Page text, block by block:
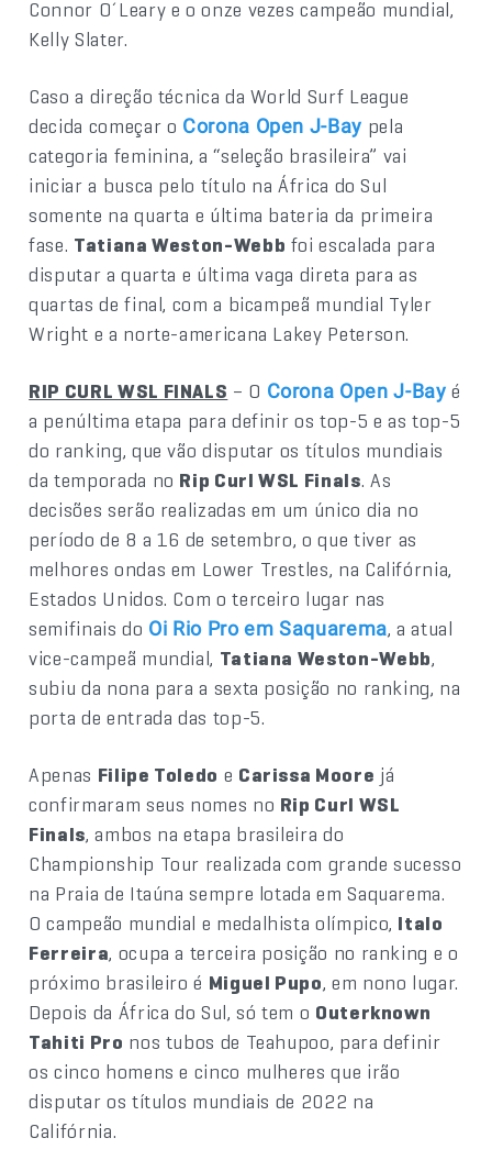
Connor O´Leary e o onze vezes campeão mundial,
Kelly Slater.
Caso a direção técnica da World Surf League
decida começar o Corona Open J-Bay pela
categoria feminina, a “seleção brasileira” vai
iniciar a busca pelo título na África do Sul
somente na quarta e última bateria da primeira
fase. Tatiana Weston-Webb foi escalada para
disputar a quarta e última vaga direta para as
quartas de final, com a bicampeã mundial Tyler
Wright e a norte-americana Lakey Peterson.
RIP CURL WSL FINALS – O Corona Open J-Bay é
a penúltima etapa para definir os top-5 e as top-5
do ranking, que vão disputar os títulos mundiais
da temporada no Rip Curl WSL Finals. As
decisões serão realizadas em um único dia no
período de 8 a 16 de setembro, o que tiver as
melhores ondas em Lower Trestles, na Califórnia,
Estados Unidos. Com o terceiro lugar nas
semifinais do Oi Rio Pro em Saquarema, a atual
vice-campeã mundial, Tatiana Weston-Webb,
subiu da nona para a sexta posição no ranking, na
porta de entrada das top-5.
Apenas Filipe Toledo e Carissa Moore já
confirmaram seus nomes no Rip Curl WSL
Finals, ambos na etapa brasileira do
Championship Tour realizada com grande sucesso
na Praia de Itaúna sempre lotada em Saquarema.
O campeão mundial e medalhista olímpico, Italo
Ferreira, ocupa a terceira posição no ranking e o
próximo brasileiro é Miguel Pupo, em nono lugar.
Depois da África do Sul, só tem o Outerknown
Tahiti Pro nos tubos de Teahupoo, para definir
os cinco homens e cinco mulheres que irão
disputar os títulos mundiais de 2022 na
Califórnia.